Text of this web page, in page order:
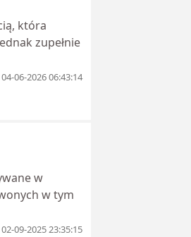
która
zupełnie
04-06-2026 06:43:14
w
w tym
02-09-2025 23:35:15